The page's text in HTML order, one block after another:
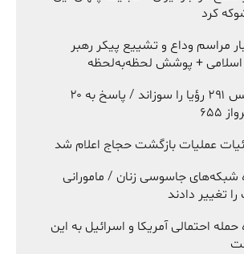
کرد
مراسم وداع و تشییع پیکر رهبر
اسلامی + پوشش لحظه‌به‌لحظه
ناو وینسنس ۲۹۱ رؤیا را سوزاند / پاسخ به ۲۰
۶۵۵
عملیات بازگشت حجاج اعلام شد
جاسوسی زنان / مامورانی
تغییر دادند
احتمالی آمریکا و اسرائیل به این